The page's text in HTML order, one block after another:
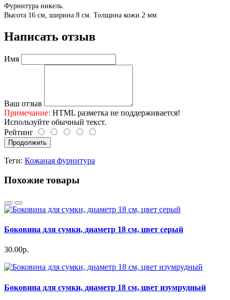
Фурнитура никель.
Высота 16 см, ширина 8 см. Толщина кожи 2 мм.
Написать отзыв
Имя
Ваш отзыв
Примечание: HTML разметка не поддерживается!
Используйте обычный текст.
Рейтинг
Продолжить
Теги: Кожаная фурнитура
Похожие товары
Боковина для сумки, диаметр 18 см, цвет серый
30.00р.
Боковина для сумки, диаметр 18 см, цвет изумрудный